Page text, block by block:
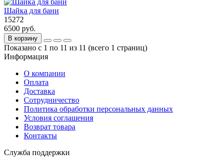
Шайка для бани
15272
6500 руб.
В корзину
Показано с 1 по 11 из 11 (всего 1 страниц)
Информация
О компании
Оплата
Доставка
Сотрудничество
Политика обработки персональных данных
Условия соглашения
Возврат товара
Контакты
Служба поддержки